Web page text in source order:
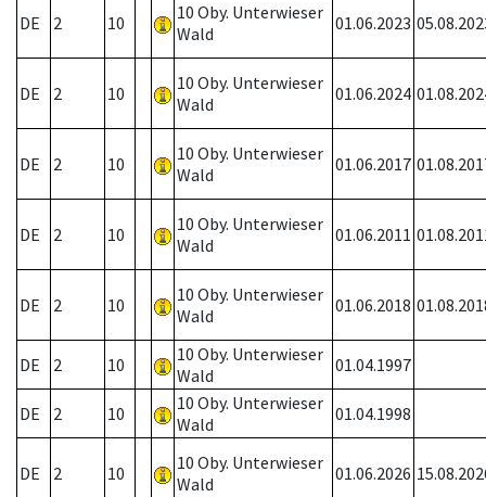
DE 2 10
10 Oby. Unterwieser
Wald
01.06.2023
DE 2 10
10 Oby. Unterwieser
Wald
01.06.2024
DE 2 10
10 Oby. Unterwieser
Wald
01.06.2017
DE 2 10
10 Oby. Unterwieser
Wald
01.06.2011
DE 2 10
10 Oby. Unterwieser
Wald
01.06.2018
DE 2 10
10 Oby. Unterwieser
Wald
01.04.1997
DE 2 10
10 Oby. Unterwieser
Wald
01.04.1998
DE 2 10
10 Oby. Unterwieser
Wald
01.06.2026